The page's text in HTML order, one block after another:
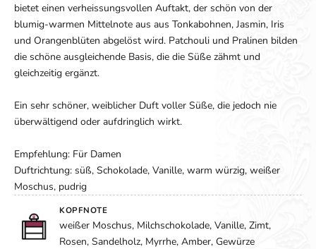
bietet einen verheissungsvollen Auftakt, der schön von der
blumig-warmen Mittelnote aus aus Tonkabohnen, Jasmin, Iris
und Orangenblüten abgelöst wird. Patchouli und Pralinen bilden
die schöne ausgleichende Basis, die die Süße zähmt und
gleichzeitig ergänzt.
Ein sehr schöner, weiblicher Duft voller Süße, die jedoch nie
überwältigend oder aufdringlich wirkt.
Empfehlung: Für Damen
Duftrichtung: süß, Schokolade, Vanille, warm würzig, weißer
Moschus, pudrig
KOPFNOTE
weißer Moschus, Milchschokolade, Vanille, Zimt,
Rosen, Sandelholz, Myrrhe, Amber, Gewürze